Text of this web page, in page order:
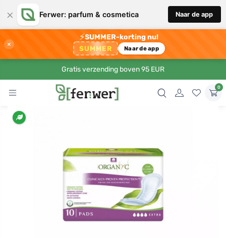
× Ferwer: parfum & cosmetica Naar de app
×
⚡SUMMER-korting nu!
SUMMER Naar de app
Gratis verzending boven 95 EUR
0